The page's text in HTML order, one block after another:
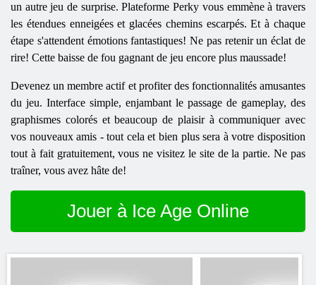
un autre jeu de surprise. Plateforme Perky vous emmène à travers
les étendues enneigées et glacées chemins escarpés. Et à chaque
étape s'attendent émotions fantastiques! Ne pas retenir un éclat de
rire! Cette baisse de fou gagnant de jeu encore plus maussade!
Devenez un membre actif et profiter des fonctionnalités amusantes
du jeu. Interface simple, enjambant le passage de gameplay, des
graphismes colorés et beaucoup de plaisir à communiquer avec
vos nouveaux amis - tout cela et bien plus sera à votre disposition
tout à fait gratuitement, vous ne visitez le site de la partie. Ne pas
traîner, vous avez hâte de!
Jouer à Ice Age Online